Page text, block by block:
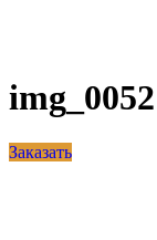
img_0052
Заказать